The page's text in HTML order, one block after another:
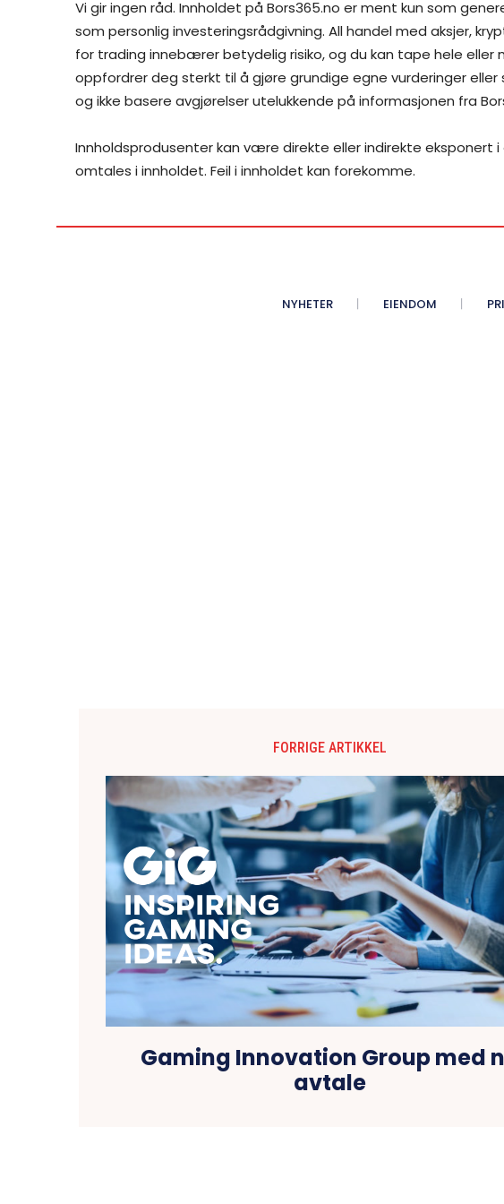
Vi gir ingen råd. Innholdet på Bors365.no er ment kun som
som personlig investeringsrådgivning. All handel med aksjer,
for trading innebærer betydelig risiko, og du kan tape hele
oppfordrer deg sterkt til å gjøre grundige egne vurderinger
og ikke basere avgjørelser utelukkende på informasjonen fra
Innholdsprodusenter kan være direkte eller indirekte eksponert
omtales i innholdet. Feil i innholdet kan forekomme.
NYHETER EIENDOM
FORRIGE ARTIKKEL
Gaming Innovation Group med
avtale